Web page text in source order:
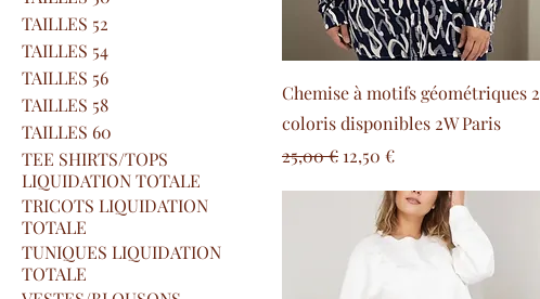
TAILLES 52
TAILLES 54
TAILLES 56
TAILLES 58
TAILLES 60
TEE SHIRTS/TOPS
LIQUIDATION TOTALE
TRICOTS LIQUIDATION
TOTALE
TUNIQUES LIQUIDATION
TOTALE
Chemise à motifs géométriques 2
coloris disponibles 2W Paris
Prix original
25,00 € Prix promotionnel
12,50 €